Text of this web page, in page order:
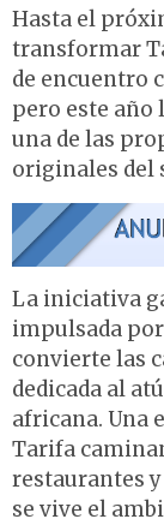
Hasta el
transformar
de encuentro
pero este año
una de las
originales del
La iniciativa
impulsada
convierte las
dedicada al
africana. Una
Tarifa
restaurantes
se vive el